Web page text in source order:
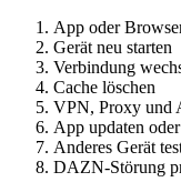
App oder
Gerät neu starten
Verbindung
Cache löschen
VPN, Proxy und
App updaten
Anderes Gerät
DAZN-Störung